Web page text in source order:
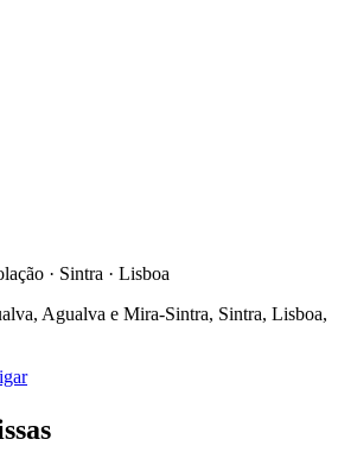
· Sintra · Lisboa
Agualva e Mira-Sintra, Sintra, Lisboa,